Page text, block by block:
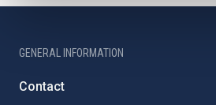
GENERAL INFORMATION
Contact